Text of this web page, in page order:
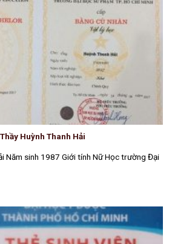
Huỳnh Thanh Hải
Năm sinh 1987 Giới tính Nữ Học trường Đại